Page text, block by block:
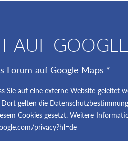
AUF
Forum auf Google Maps *
Sie auf eine externe Website geleitet
gelten die
Cookies gesetzt. Weitere
privacy?hl=de